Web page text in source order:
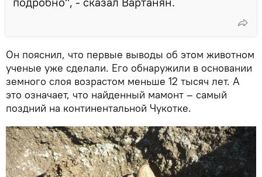
Он пояснил, что первые выводы об этом животном
ученые уже сделали. Его обнаружили в основании
земного слоя возрастом меньше 12 тысяч лет. А
это означает, что найденный мамонт – самый
поздний на континентальной Чукотке.